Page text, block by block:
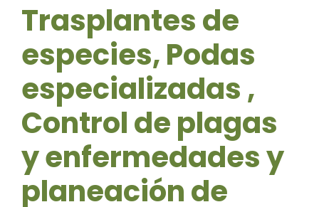
Trasplantes de
especies, Podas
especializadas ,
Control de plagas
y enfermedades y
planeación de